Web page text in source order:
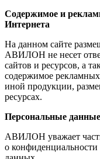
Содержимое и
Интернета
На данном сайте
АВИЛОН не несет
сайтов и ресурсов, а
содержимое рекламных
иной продукции,
ресурсах.
Персональные
АВИЛОН уважает
о